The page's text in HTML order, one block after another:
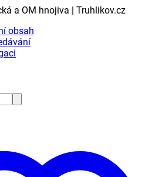
a OM hnojiva | Truhlikov.cz
obsah